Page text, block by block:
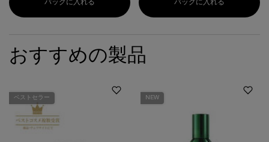
バッグに入れる プロディジー CELグロウ ソフト クリーム
バッグに入れる プロディジ
おすすめの製品
ベストセラー NEW